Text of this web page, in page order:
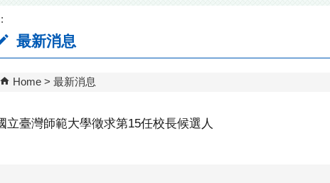
最新消息
Home 最新消息
立臺灣師範大學徵求第15任校長候選人